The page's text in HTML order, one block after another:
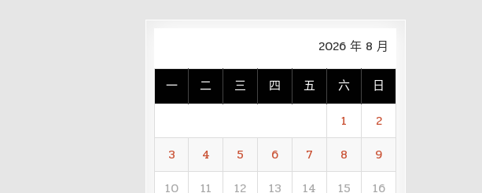
2026 年 8 月
一 二 三 四 五 六
日
1
2
3
4 5 6 7 8
9
10
11 12 13 14 15 16